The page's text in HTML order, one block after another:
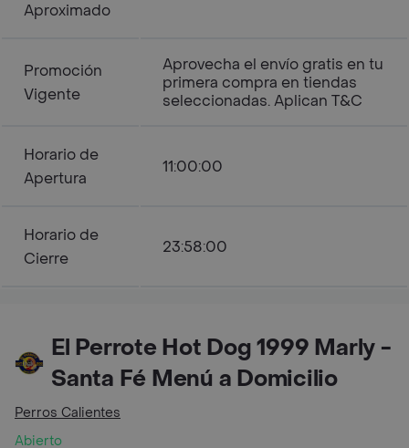
Aproximado
Promoción
Vigente
Aprovecha el envío gratis en tu
primera compra en tiendas
seleccionadas. Aplican T&C
Horario de
Apertura
11:00:00
Horario de
Cierre
23:58:00
El Perrote Hot Dog 1999 Marly -
Santa Fé Menú a Domicilio
Perros Calientes
Abierto